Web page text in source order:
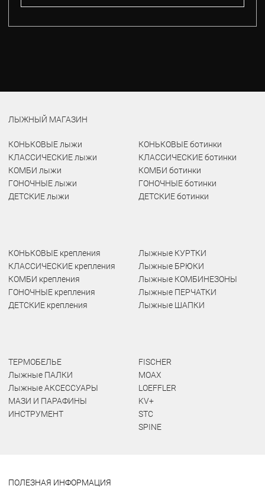
ЛЫЖНЫЙ МАГАЗИН
КОНЬКОВЫЕ лыжи
КЛАССИЧЕСКИЕ лыжи
КОМБИ лыжи
ГОНОЧНЫЕ лыжи
ДЕТСКИЕ лыжи
КОНЬКОВЫЕ ботинки
КЛАССИЧЕСКИЕ ботинки
КОМБИ ботинки
ГОНОЧНЫЕ ботинки
ДЕТСКИЕ ботинки
КОНЬКОВЫЕ крепления
КЛАССИЧЕСКИЕ крепления
КОМБИ крепления
ГОНОЧНЫЕ крепления
ДЕТСКИЕ крепления
Лыжные КУРТКИ
Лыжные БРЮКИ
Лыжные КОМБИНЕЗОНЫ
Лыжные ПЕРЧАТКИ
Лыжные ШАПКИ
ТЕРМОБЕЛЬЕ
Лыжные ПАЛКИ
Лыжные АКСЕССУАРЫ
МАЗИ И ПАРАФИНЫ
ИНСТРУМЕНТ
FISCHER
MOAX
LOEFFLER
KV+
STC
SPINE
ПОЛЕЗНАЯ ИНФОРМАЦИЯ